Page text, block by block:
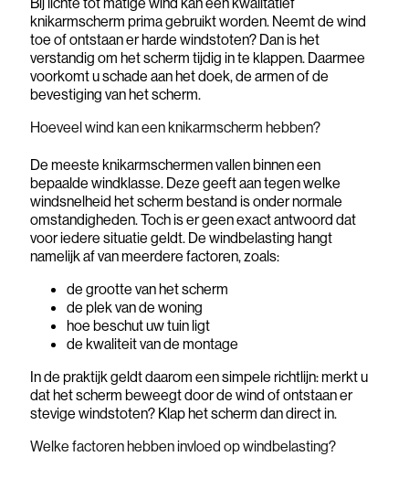
knikarmscherm prima gebruikt worden. Neemt de wind
toe of ontstaan er harde windstoten? Dan is het
verstandig om het scherm tijdig in te klappen. Daarmee
voorkomt u schade aan het doek, de armen of de
bevestiging van het scherm.
Hoeveel wind kan een knikarmscherm hebben?
De meeste knikarmschermen vallen binnen een
bepaalde windklasse. Deze geeft aan tegen welke
windsnelheid het scherm bestand is onder normale
omstandigheden. Toch is er geen exact antwoord dat
voor iedere situatie geldt. De windbelasting hangt
namelijk af van meerdere factoren, zoals:
de grootte van het scherm
de plek van de woning
hoe beschut uw tuin ligt
de kwaliteit van de montage
In de praktijk geldt daarom een simpele richtlijn: merkt u
dat het scherm beweegt door de wind of ontstaan er
stevige windstoten? Klap het scherm dan direct in.
Welke factoren hebben invloed op windbelasting?